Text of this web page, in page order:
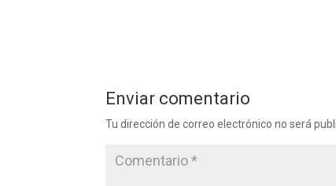
Enviar comentario
Tu dirección de correo electrónico no será